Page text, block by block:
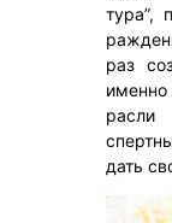
тура”,
раз
расли
дать